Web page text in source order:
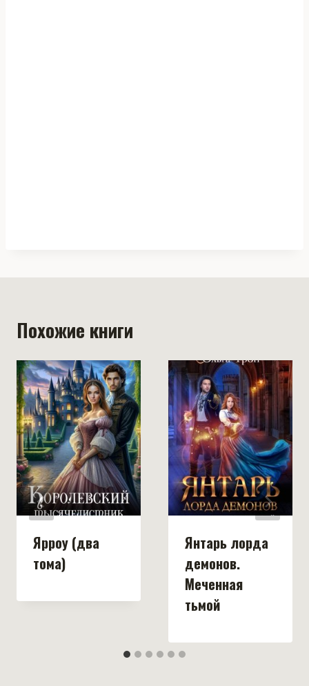
Похожие книги
Ярроу (два
тома)
Янтарь лорда
демонов.
Меченная
тьмой